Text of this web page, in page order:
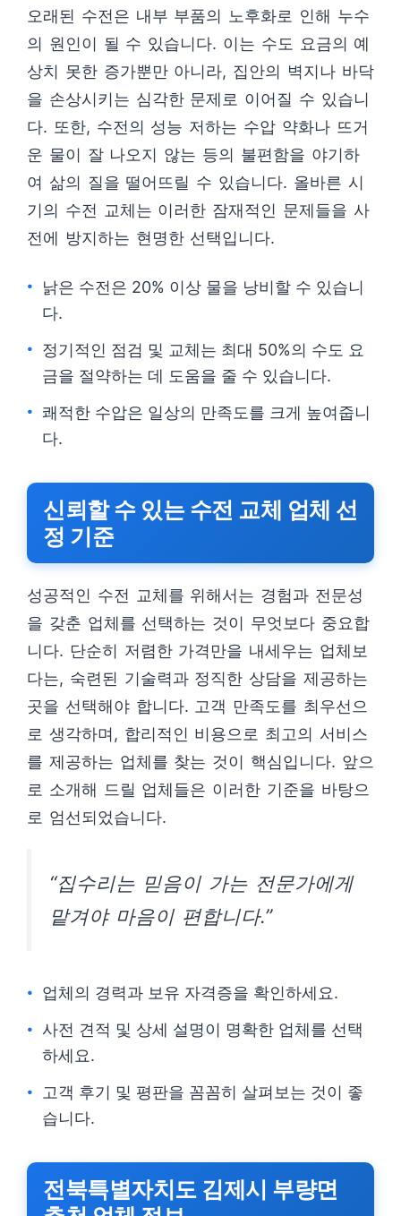
오래된 수전은 내부 부품의 노후화로 인해 누수
의 원인이 될 수 있습니다. 이는 수도 요금의 예
상치 못한 증가뿐만 아니라, 집안의 벽지나 바닥
을 손상시키는 심각한 문제로 이어질 수 있습니
다. 또한, 수전의 성능 저하는 수압 약화나 뜨거
운 물이 잘 나오지 않는 등의 불편함을 야기하
여 삶의 질을 떨어뜨릴 수 있습니다. 올바른 시
기의 수전 교체는 이러한 잠재적인 문제들을 사
전에 방지하는 현명한 선택입니다.
낡은 수전은 20% 이상 물을 낭비할 수 있습니
다.
정기적인 점검 및 교체는 최대 50%의 수도 요
금을 절약하는 데 도움을 줄 수 있습니다.
쾌적한 수압은 일상의 만족도를 크게 높여줍니
다.
신뢰할 수 있는 수전 교체 업체 선
정 기준
성공적인 수전 교체를 위해서는 경험과 전문성
을 갖춘 업체를 선택하는 것이 무엇보다 중요합
니다. 단순히 저렴한 가격만을 내세우는 업체보
다는, 숙련된 기술력과 정직한 상담을 제공하는
곳을 선택해야 합니다. 고객 만족도를 최우선으
로 생각하며, 합리적인 비용으로 최고의 서비스
를 제공하는 업체를 찾는 것이 핵심입니다. 앞으
로 소개해 드릴 업체들은 이러한 기준을 바탕으
로 엄선되었습니다.
“집수리는 믿음이 가는 전문가에게
맡겨야 마음이 편합니다.”
업체의 경력과 보유 자격증을 확인하세요.
사전 견적 및 상세 설명이 명확한 업체를 선택
하세요.
고객 후기 및 평판을 꼼꼼히 살펴보는 것이 좋
습니다.
전북특별자치도 김제시 부량면